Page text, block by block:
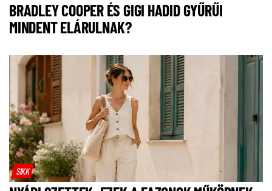
BRADLEY COOPER ÉS GIGI HADID GYŰRŰI
MINDENT ELÁRULNAK?
SIKK